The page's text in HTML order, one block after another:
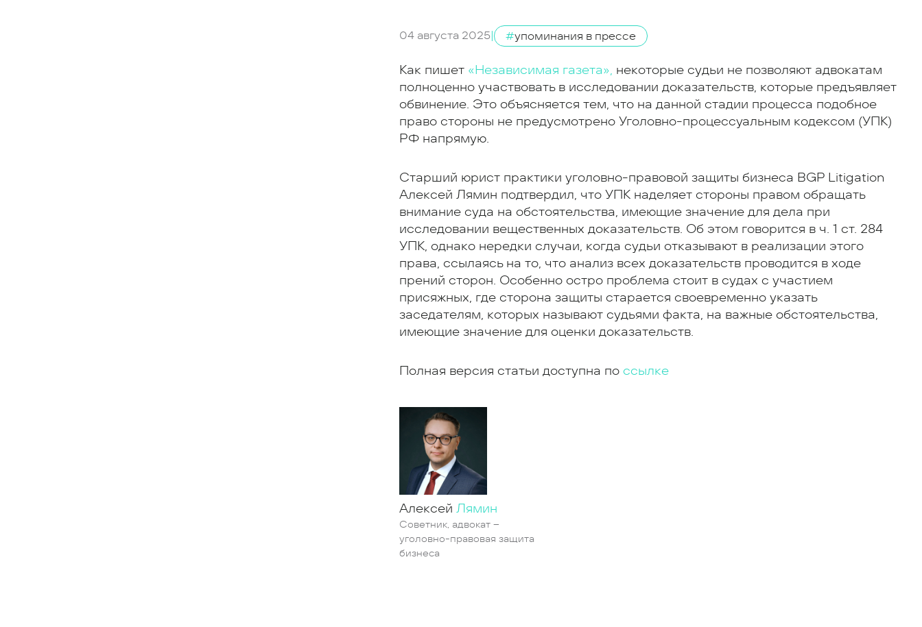
04 августа 2025| #упоминания в прессе
Как пишет «Независимая газета», некоторые судьи не позволяют адвокатам
полноценно участвовать в исследовании доказательств, которые предъявляет
обвинение. Это объясняется тем, что на данной стадии процесса подобное
право стороны не предусмотрено Уголовно-процессуальным кодексом (УПК)
РФ напрямую.
Старший юрист практики уголовно-правовой защиты бизнеса BGP Litigation
Алексей Лямин подтвердил, что УПК наделяет стороны правом обращать
внимание суда на обстоятельства, имеющие значение для дела при
исследовании вещественных доказательств. Об этом говорится в ч. 1 ст. 284
УПК, однако нередки случаи, когда судьи отказывают в реализации этого
права, ссылаясь на то, что анализ всех доказательств проводится в ходе
прений сторон. Особенно остро проблема стоит в судах с участием
присяжных, где сторона защиты старается своевременно указать
заседателям, которых называют судьями факта, на важные обстоятельства,
имеющие значение для оценки доказательств.
Полная версия статьи доступна по ссылке
Алексей Лямин
Советник, адвокат –
уголовно-правовая защита
бизнеса